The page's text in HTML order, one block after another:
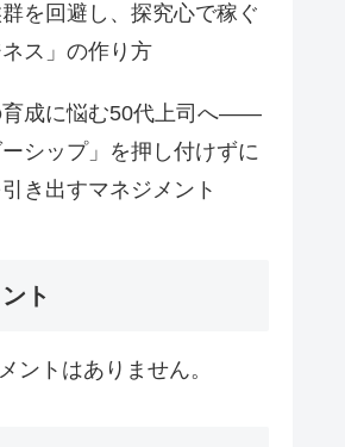
を回避し、探究心で稼ぐ
ネス」の作り方
育成に悩む50代上司へ——
ーシップ」を押し付けずに
き出すマネジメント
ト
ントはありません。